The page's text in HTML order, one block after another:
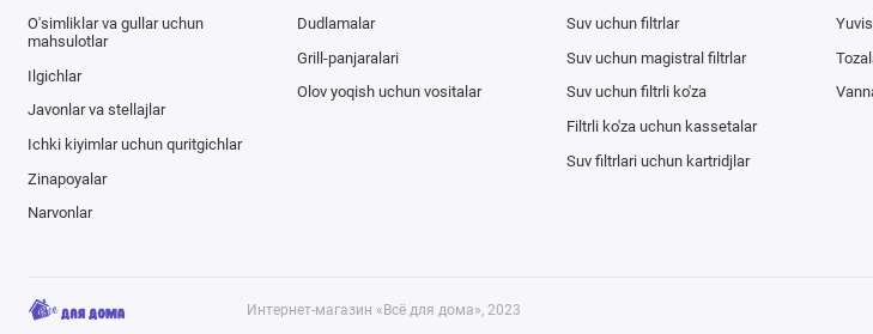
O'simliklar va gullar uchun
mahsulotlar
Ilgichlar
Javonlar va stellajlar
Ichki kiyimlar uchun quritgichlar
Zinapoyalar
Narvonlar
Dudlamalar
Grill-panjaralari
Olov yoqish uchun vositalar
Suv uchun filtrlar
Suv uchun magistral filtrlar
Suv uchun filtrli ko'za
Filtrli ko'za uchun kassetalar
Suv filtrlari uchun kartridjlar
Интернет-магазин «Всё для дома», 2023